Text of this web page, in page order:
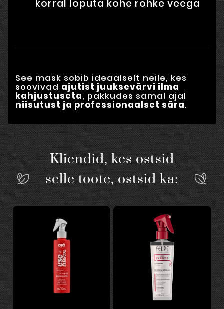
korral loputa kohe rohke veega
See mask sobib ideaalselt neile, kes
soovivad ajutist juuksevärvi ilma
kahjustuseta, pakkudes samal ajal
niisutust ja professionaalset sära.
Kliendid, kes ostsid
selle toote, ostsid ka: